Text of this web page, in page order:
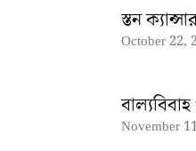
স্তন
October 22,
November